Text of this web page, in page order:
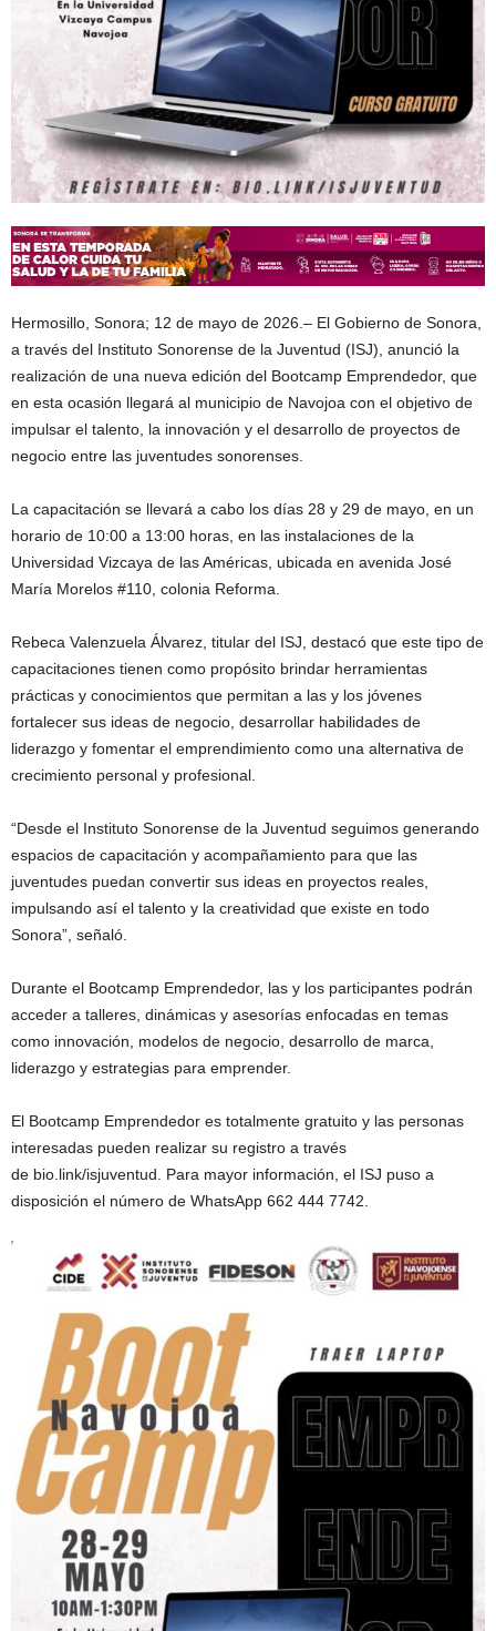
Hermosillo, Sonora; 12 de mayo de 2026.– El Gobierno de Sonora,
a través del Instituto Sonorense de la Juventud (ISJ), anunció la
realización de una nueva edición del Bootcamp Emprendedor, que
en esta ocasión llegará al municipio de Navojoa con el objetivo de
impulsar el talento, la innovación y el desarrollo de proyectos de
negocio entre las juventudes sonorenses.
La capacitación se llevará a cabo los días 28 y 29 de mayo, en un
horario de 10:00 a 13:00 horas, en las instalaciones de la
Universidad Vizcaya de las Américas, ubicada en avenida José
María Morelos #110, colonia Reforma.
Rebeca Valenzuela Álvarez, titular del ISJ, destacó que este tipo de
capacitaciones tienen como propósito brindar herramientas
prácticas y conocimientos que permitan a las y los jóvenes
fortalecer sus ideas de negocio, desarrollar habilidades de
liderazgo y fomentar el emprendimiento como una alternativa de
crecimiento personal y profesional.
“Desde el Instituto Sonorense de la Juventud seguimos generando
espacios de capacitación y acompañamiento para que las
juventudes puedan convertir sus ideas en proyectos reales,
impulsando así el talento y la creatividad que existe en todo
Sonora”, señaló.
Durante el Bootcamp Emprendedor, las y los participantes podrán
acceder a talleres, dinámicas y asesorías enfocadas en temas
como innovación, modelos de negocio, desarrollo de marca,
liderazgo y estrategias para emprender.
El Bootcamp Emprendedor es totalmente gratuito y las personas
interesadas pueden realizar su registro a través
de bio.link/isjuventud. Para mayor información, el ISJ puso a
disposición el número de WhatsApp 662 444 7742.